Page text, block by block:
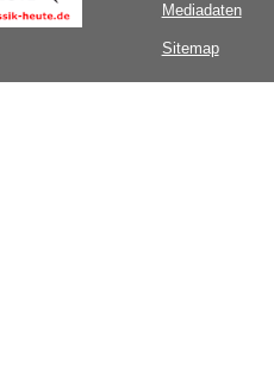
Mediadaten
Sitemap